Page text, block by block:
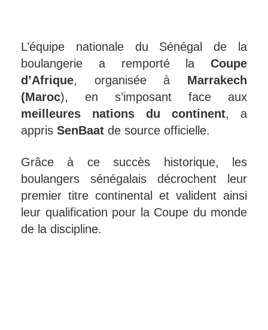
L’équipe nationale du Sénégal de la
boulangerie a remporté la Coupe
d’Afrique, organisée à Marrakech
(Maroc), en s’imposant face aux
meilleures nations du continent, a
appris SenBaat de source officielle.
Grâce à ce succès historique, les
boulangers sénégalais décrochent leur
premier titre continental et valident ainsi
leur qualification pour la Coupe du monde
de la discipline.